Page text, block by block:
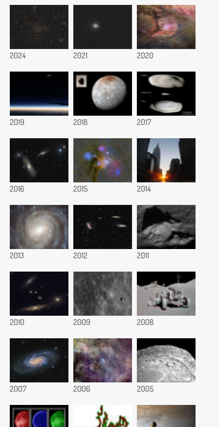
2024 2021 2020
2019 2018 2017
2016 2015 2014
2013 2012 2011
2010 2009 2008
2007 2006 2005